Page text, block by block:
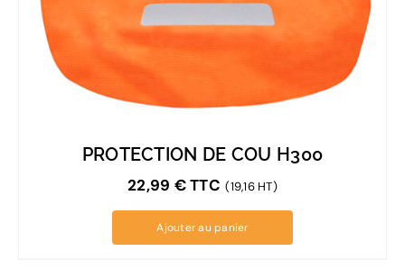
PROTECTION DE COU H300
22,99 €TTC (19,16 HT)
Ajouter au panier